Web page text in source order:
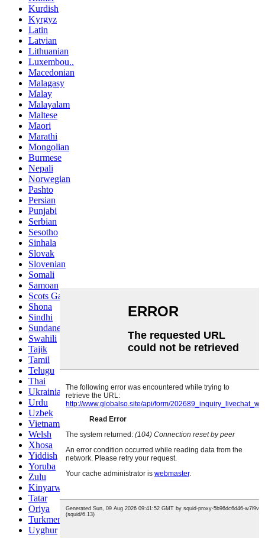
Kurdish
Kyrgyz
Latin
Latvian
Lithuanian
Luxembou..
Macedonian
Malagasy
Malay
Malayalam
Maltese
Maori
Marathi
Mongolian
Burmese
Nepali
Norwegian
Pashto
Persian
Punjabi
Serbian
Sesotho
Sinhala
Slovak
Slovenian
Somali
Samoan
Scots Gaelic
Shona
Sindhi
Sundanese
Swahili
Tajik
Tamil
Telugu
Thai
Ukrainian
Urdu
Uzbek
Vietnamese
Welsh
Xhosa
Yiddish
Yoruba
Zulu
Kinyarwanda
Tatar
Oriya
Turkmen
Uyghur